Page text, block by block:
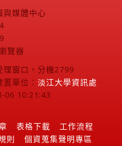
與媒體中心
覽器
理窗口，分機2799
單位： 淡江大學資訊處
06 10:21:43
表格下載
工作流程
則
個資蒐集聲明專區